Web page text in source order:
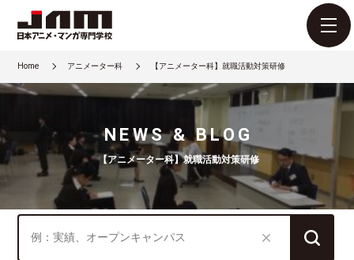
Home アニメーター科 【アニメーター科】就職活動対策研修
NEWS & BLOG
【アニメーター科】就職活動対策研修